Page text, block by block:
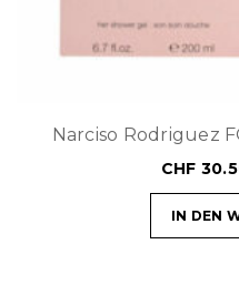
Narciso Rodriguez
CHF
IN DEN